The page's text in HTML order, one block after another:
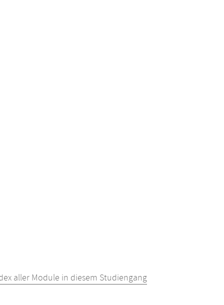
aller Module in diesem Studiengang